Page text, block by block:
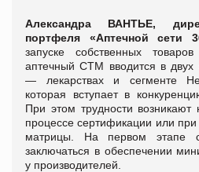
Александра ВАНТЬЕ,
портфеля «Аптечной сети
запуске собственных
аптечный СТМ вводится в двух
— лекарствах и сегменте
которая вступает в
При этом трудности
процессе сертификации или
матрицы. На первом этапе
заключаться в обеспечении
у производителей.